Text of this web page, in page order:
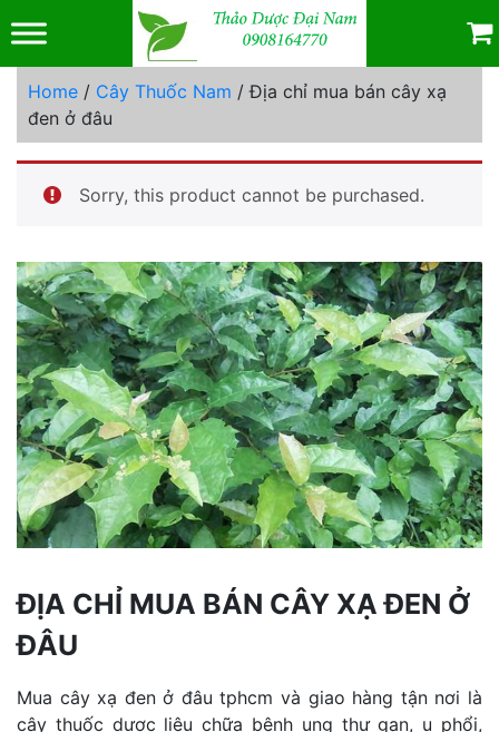
to
content
Home / Cây Thuốc Nam / Địa chỉ mua bán cây xạ
đen ở đâu
Sorry, this product cannot be purchased.
ĐỊA CHỈ MUA BÁN CÂY XẠ ĐEN Ở
ĐÂU
Mua cây xạ đen ở đâu tphcm và giao hàng tận nơi là
cây thuốc dược liệu chữa bệnh ung thư gan, u phổi,